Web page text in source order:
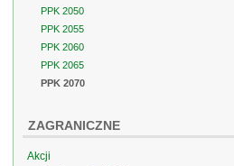
PPK 2050
PPK 2055
PPK 2060
PPK 2065
PPK 2070
ZAGRANICZNE
Akcji